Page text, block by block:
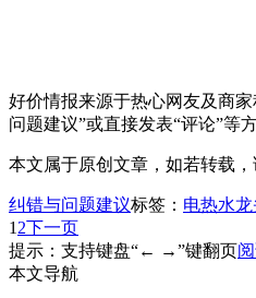
好价情报来源于热心网友及商
问题建议”或直接发表“评论”等
本文属于原创文章，如若转载，
纠错与问题建议标签： 电热水龙
1 2下一页
提示：支持键盘“← →”键翻页
本文导航